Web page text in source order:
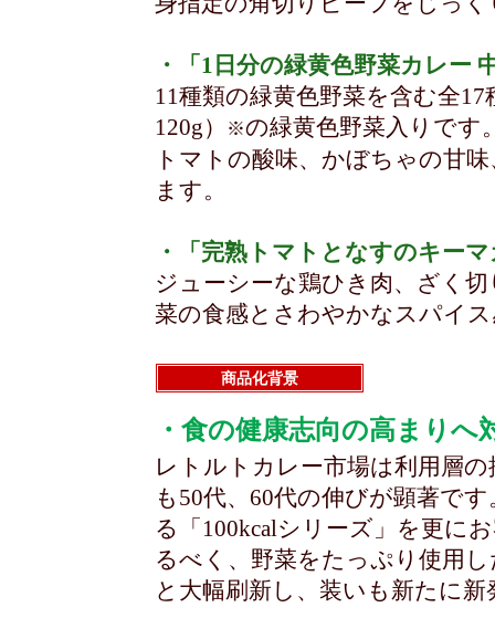
・「1日分の緑黄色野菜カレー
11種類の緑黄色野菜を含む全
120g）
※の緑黄色野菜入りです
トマトの酸味、かぼちゃの甘
ます。
・「完熟トマトとなすのキー
ジューシーな鶏ひき肉、ざく
菜の食感とさわやかなスパイ
商品化背景
・食の健康志向の高まりへ
レトルトカレー市場は利用層
も50代、60代の伸びが顕著で
る「100kcalシリーズ」を更に
るべく、野菜をたっぷり使用
と大幅刷新し、装いも新たに